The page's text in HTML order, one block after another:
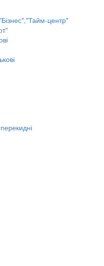
центр"